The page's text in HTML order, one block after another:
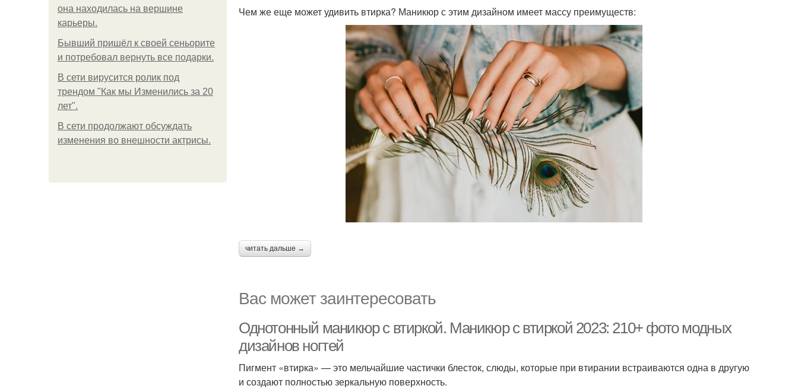
она находилась на вершине
карьеры.
Бывший пришёл к своей сеньорите
и потребовал вернуть все подарки.
В сети вирусится ролик под
трендом "Как мы Изменились за 20
лет".
В сети продолжают обсуждать
изменения во внешности актрисы.
Чем же еще может удивить втирка? Маникюр с этим дизайном имеет массу преимуществ:
читать дальше →
Вас может заинтересовать
Однотонный маникюр с втиркой. Маникюр с втиркой 2023: 210+ фото модных
дизайнов ногтей
Пигмент «втирка» — это мельчайшие частички блесток, слюды, которые при втирании встраиваются одна в другую
и создают полностью зеркальную поверхность.